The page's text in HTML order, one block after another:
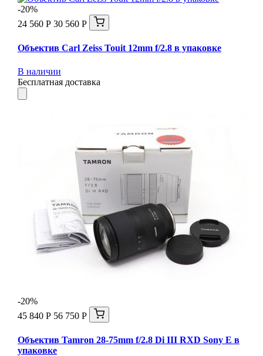
-20%
24 560 Р 30 560 Р
Объектив Carl Zeiss Touit 12mm f/2.8 в упаковке
В наличии
Бесплатная доставка
-20%
45 840 Р 56 750 Р
Объектив Tamron 28-75mm f/2.8 Di III RXD Sony E в
упаковке